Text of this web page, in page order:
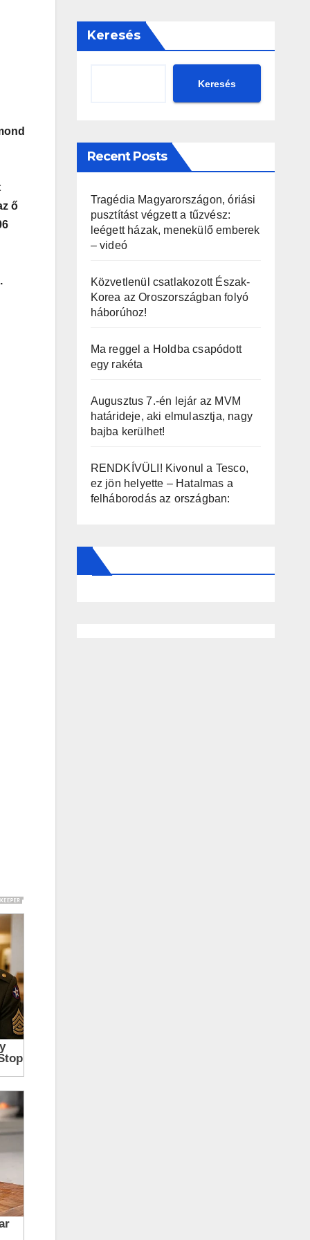
ő
Keresés
Keresés
Recent Posts
Tragédia Magyarországon, óriási
pusztítást végzett a tűzvész:
leégett házak, menekülő emberek
– videó
Közvetlenül csatlakozott Észak-
Korea az Oroszországban folyó
háborúhoz!
Ma reggel a Holdba csapódott
egy rakéta
Augusztus 7.-én lejár az MVM
határideje, aki elmulasztja, nagy
bajba kerülhet!
RENDKÍVÜLI! Kivonul a Tesco,
ez jön helyette – Hatalmas a
felháborodás az országban: